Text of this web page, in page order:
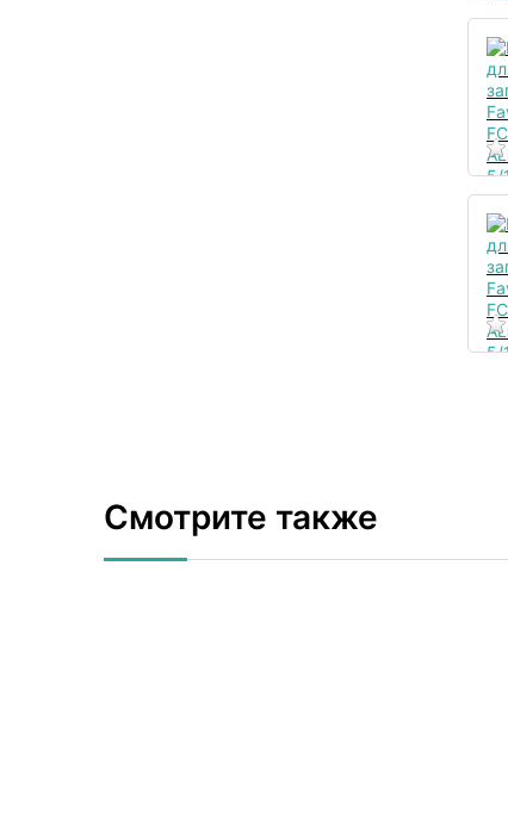
Смотрите также